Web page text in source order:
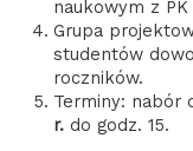
naukowym z
Grupa
studentów
roczników.
Terminy: nabór
r. do godz. 15.